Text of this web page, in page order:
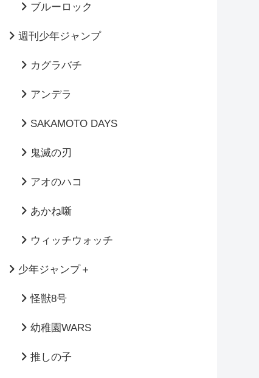
ブルーロック
週刊少年ジャンプ
カグラバチ
アンデラ
SAKAMOTO DAYS
鬼滅の刃
アオのハコ
あかね噺
ウィッチウォッチ
少年ジャンプ＋
怪獣8号
幼稚園WARS
推しの子